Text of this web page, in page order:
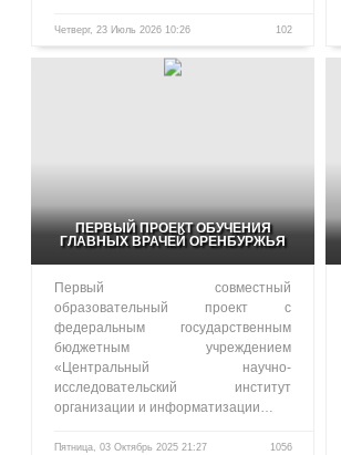
Четверг, 23 Июль 2026 10:26 102
ПЕРВЫЙ ПРОЕКТ ОБУЧЕНИЯ
ГЛАВНЫХ ВРАЧЕЙ ОРЕНБУРЖЬЯ
Первый совместный
образовательный проект с
федеральным государственным
бюджетным учреждением
«Центральный научно-
исследовательский институт
организации и информатизации…
Пятница, 03 Октябрь 2025 21:27 1056